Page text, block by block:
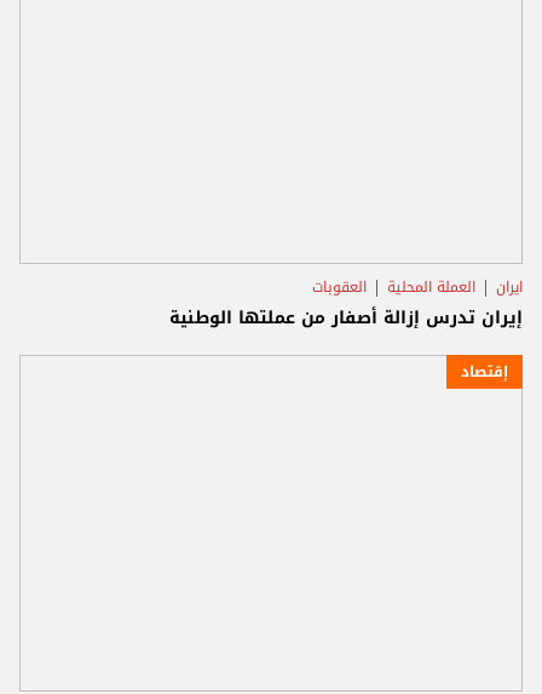
ايران العملة المحلية العقوبات
إيران تدرس إزالة أصفار من عملتها الوطنية
إقتصاد